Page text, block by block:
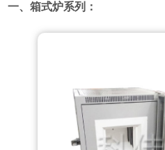
一、箱式炉系列：